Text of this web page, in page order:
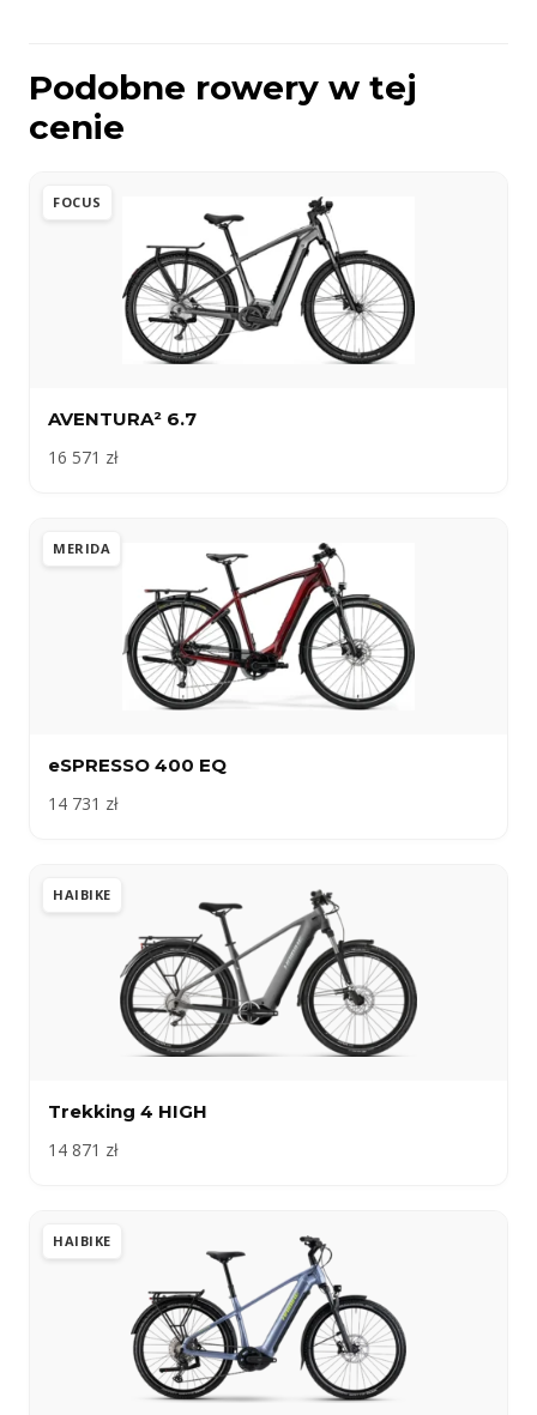
Podobne rowery w tej
cenie
FOCUS
AVENTURA² 6.7
16 571 zł
MERIDA
eSPRESSO 400 EQ
14 731 zł
HAIBIKE
Trekking 4 HIGH
14 871 zł
HAIBIKE